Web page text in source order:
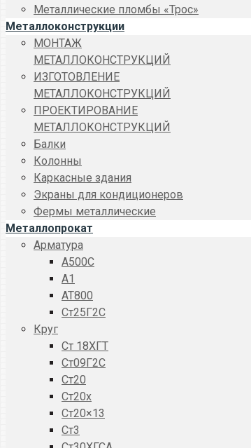
Металлические пломбы «Трос»
Металлоконструкции
МОНТАЖ
МЕТАЛЛОКОНСТРУКЦИЙ
ИЗГОТОВЛЕНИЕ
МЕТАЛЛОКОНСТРУКЦИЙ
ПРОЕКТИРОВАНИЕ
МЕТАЛЛОКОНСТРУКЦИЙ
Балки
Колонны
Каркасные здания
Экраны для кондиционеров
Фермы металлические
Металлопрокат
Арматура
A500C
А1
АТ800
Ст25Г2С
Круг
Ст 18ХГТ
Ст09Г2С
Ст20
Ст20x
Ст20×13
Ст3